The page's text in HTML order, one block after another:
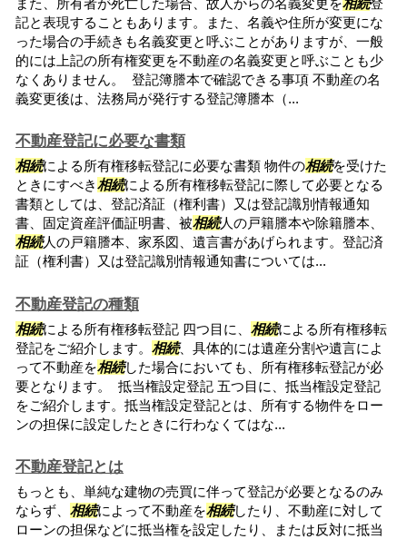
記と表現することもあります。また、名義や住所が変更にな
った場合の手続きも名義変更と呼ぶことがありますが、一般
的には上記の所有権変更を不動産の名義変更と呼ぶことも少
なくありません。 登記簿謄本で確認できる事項 不動産の名
義変更後は、法務局が発行する登記簿謄本（...
不動産登記に必要な書類
相続による所有権移転登記に必要な書類 物件の相続を受けた
ときにすべき相続による所有権移転登記に際して必要となる
書類としては、登記済証（権利書）又は登記識別情報通知
書、固定資産評価証明書、被相続人の戸籍謄本や除籍謄本、
相続人の戸籍謄本、家系図、遺言書があげられます。登記済
証（権利書）又は登記識別情報通知書については...
不動産登記の種類
相続による所有権移転登記 四つ目に、 相続による所有権移転
登記をご紹介します。 相続、具体的には遺産分割や遺言によ
って不動産を相続した場合においても、所有権移転登記が必
要となります。 抵当権設定登記 五つ目に、抵当権設定登記
をご紹介します。抵当権設定登記とは、所有する物件をロー
ンの担保に設定したときに行わなくてはな...
不動産登記とは
もっとも、単純な建物の売買に伴って登記が必要となるのみ
ならず、 相続によって不動産を相続したり、不動産に対して
ローンの担保などに抵当権を設定したり、または反対に抵当